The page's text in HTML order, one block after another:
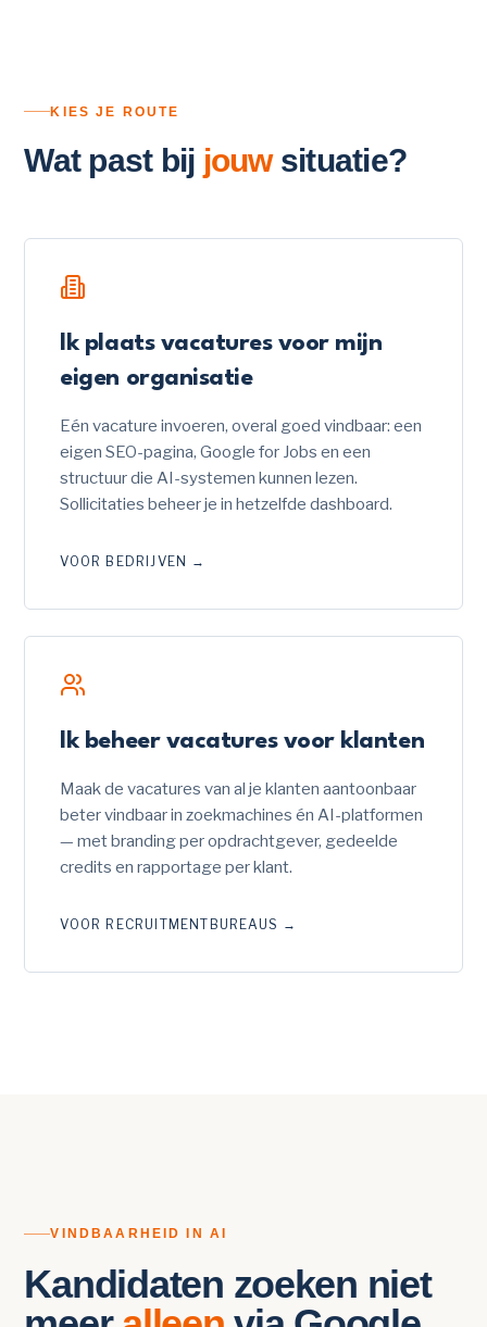
KIES JE ROUTE
Wat past bij jouwsituatie?
Ik plaats vacatures voor mijn
eigen organisatie
Eén vacature invoeren, overal goed vindbaar: een
eigen SEO-pagina, Google for Jobs en een
structuur die AI-systemen kunnen lezen.
Sollicitaties beheer je in hetzelfde dashboard.
VOOR BEDRIJVEN →
Ik beheer vacatures voor klanten
Maak de vacatures van al je klanten aantoonbaar
beter vindbaar in zoekmachines én AI-platformen
— met branding per opdrachtgever, gedeelde
credits en rapportage per klant.
VOOR RECRUITMENTBUREAUS →
VINDBAARHEID IN AI
Kandidaten zoeken niet